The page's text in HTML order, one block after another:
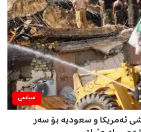
سیاسی
ئەمریکا و سعودیە بۆ سەر